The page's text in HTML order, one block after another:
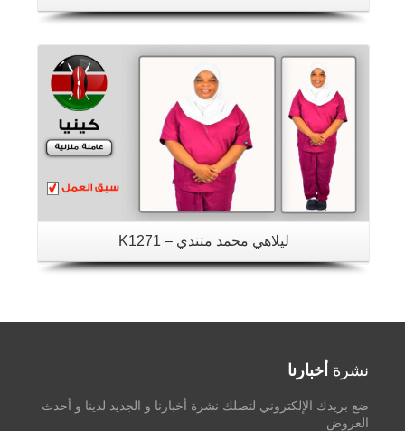
ليلاهي محمد متندي – K1271
نشرة أخبارنا
ضع بريدك الإلكتروني لتصلك نشرة أخبارنا و الجديد لدينا و أحدث
العروض